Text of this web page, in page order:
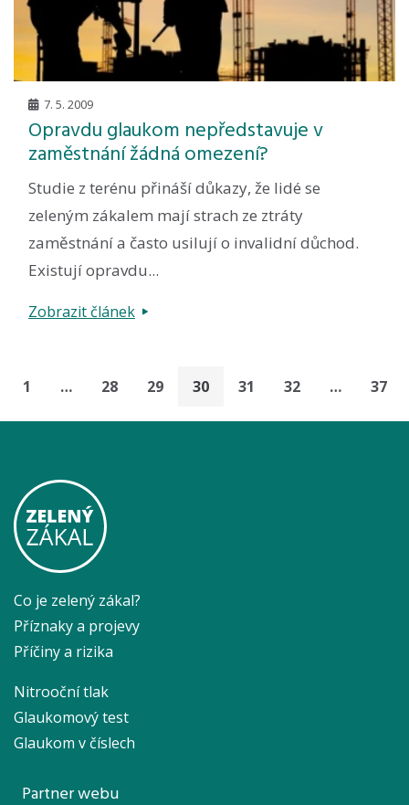
7. 5. 2009
Opravdu glaukom nepředstavuje v
zaměstnání žádná omezení?
Studie z terénu přináší důkazy, že lidé se
zeleným zákalem mají strach ze ztráty
zaměstnání a často usilují o invalidní důchod.
Existují opravdu...
Zobrazit článek
1 … 28 29 30 31 32 … 37
Co je zelený zákal?
Příznaky a projevy
Příčiny a rizika
Nitrooční tlak
Glaukomový test
Glaukom v číslech
Partner webu